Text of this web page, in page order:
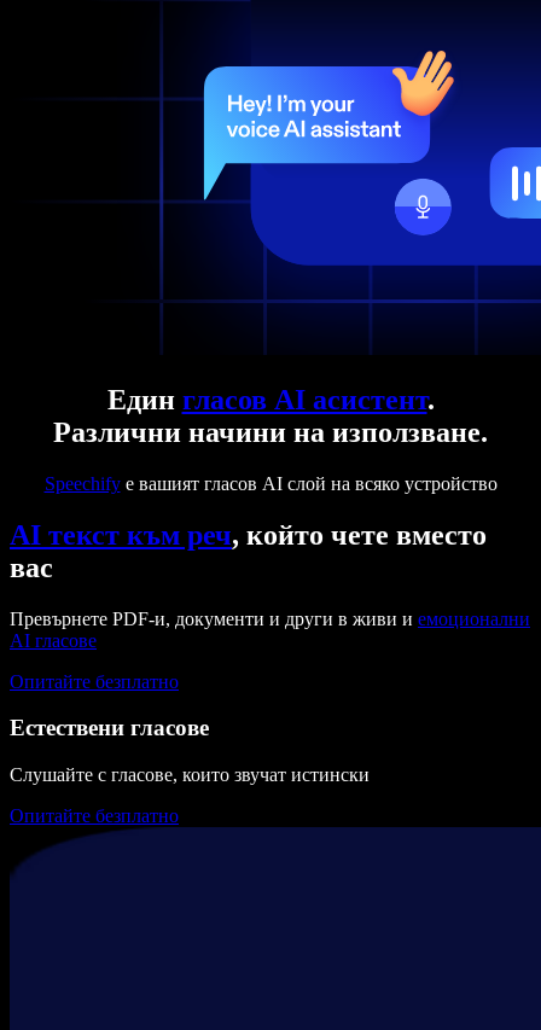
Един гласов AI асистент.
Различни начини на използване.
Speechifyе вашият гласов AI слой на всяко устройство
AI текст към реч, който чете вместо
вас
Превърнете PDF-и, документи и други в живи и емоционални
AI гласове
Опитайте безплатно
Естествени гласове
Слушайте с гласове, които звучат истински
Опитайте безплатно